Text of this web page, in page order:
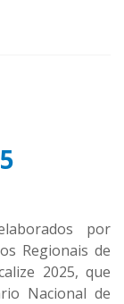
por
Regionais de
2025, que
Nacional de